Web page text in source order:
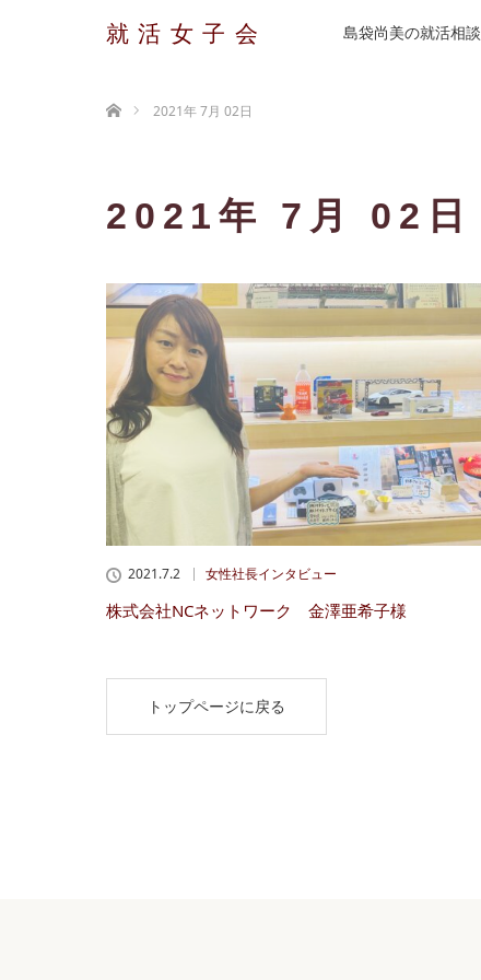
就活女子会 島袋尚美の就活相談
2021年 7月 02日
2021年 7月 02日
2021.7.2 女性社長インタビュー
株式会社NCネットワーク 金澤亜希子様
トップページに戻る